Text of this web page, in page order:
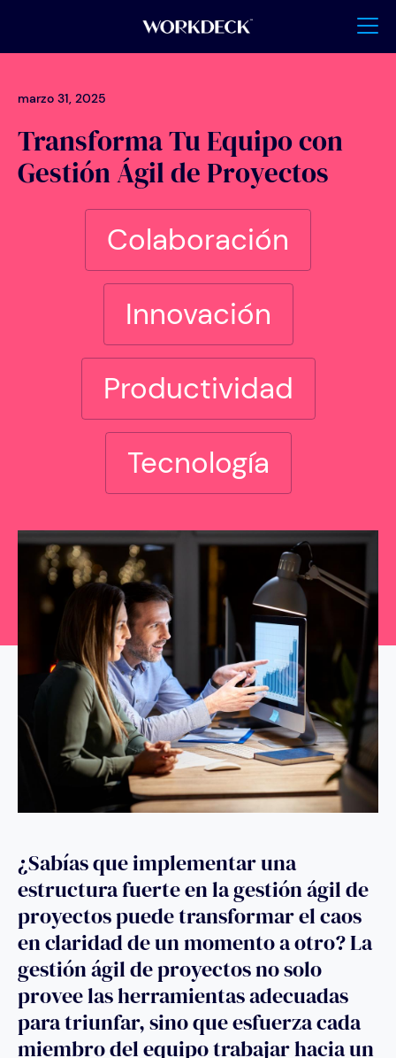
marzo 31, 2025
Transforma Tu Equipo con
Gestión Ágil de Proyectos
Colaboración
Innovación
Productividad
Tecnología
¿Sabías que implementar una
estructura fuerte en la gestión ágil de
proyectos puede transformar el caos
en claridad de un momento a otro? La
gestión ágil de proyectos no solo
provee las herramientas adecuadas
para triunfar, sino que esfuerza cada
miembro del equipo trabajar hacia un